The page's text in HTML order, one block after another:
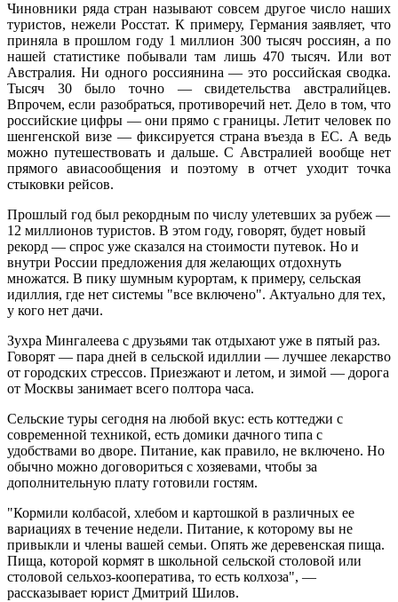
Чиновники ряда стран называют совсем другое число наших
туристов, нежели Росстат. К примеру, Германия заявляет, что
приняла в прошлом году 1 миллион 300 тысяч россиян, а по
нашей статистике побывали там лишь 470 тысяч. Или вот
Австралия. Ни одного россиянина — это российская сводка.
Тысяч 30 было точно — свидетельства австралийцев.
Впрочем, если разобраться, противоречий нет. Дело в том, что
российские цифры — они прямо с границы. Летит человек по
шенгенской визе — фиксируется страна въезда в ЕС. А ведь
можно путешествовать и дальше. С Австралией вообще нет
прямого авиасообщения и поэтому в отчет уходит точка
стыковки рейсов.
Прошлый год был рекордным по числу улетевших за рубеж —
12 миллионов туристов. В этом году, говорят, будет новый
рекорд — спрос уже сказался на стоимости путевок. Но и
внутри России предложения для желающих отдохнуть
множатся. В пику шумным курортам, к примеру, сельская
идиллия, где нет системы "все включено". Актуально для тех,
у кого нет дачи.
Зухра Мингалеева с друзьями так отдыхают уже в пятый раз.
Говорят — пара дней в сельской идиллии — лучшее лекарство
от городских стрессов. Приезжают и летом, и зимой — дорога
от Москвы занимает всего полтора часа.
Сельские туры сегодня на любой вкус: есть коттеджи с
современной техникой, есть домики дачного типа с
удобствами во дворе. Питание, как правило, не включено. Но
обычно можно договориться с хозяевами, чтобы за
дополнительную плату готовили гостям.
"Кормили колбасой, хлебом и картошкой в различных ее
вариациях в течение недели. Питание, к которому вы не
привыкли и члены вашей семьи. Опять же деревенская пища.
Пища, которой кормят в школьной сельской столовой или
столовой сельхоз-кооператива, то есть колхоза", —
рассказывает юрист Дмитрий Шилов.